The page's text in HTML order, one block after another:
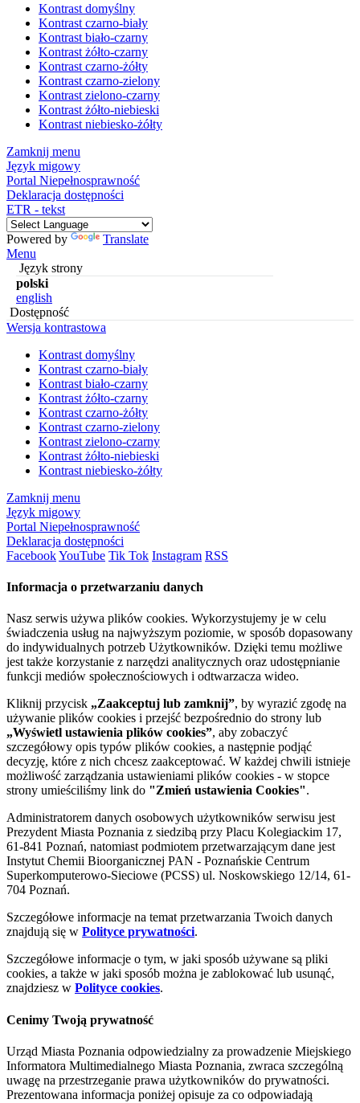
Kontrast domyślny
Kontrast czarno-biały
Kontrast biało-czarny
Kontrast żółto-czarny
Kontrast czarno-żółty
Kontrast czarno-zielony
Kontrast zielono-czarny
Kontrast żółto-niebieski
Kontrast niebiesko-żółty
Zamknij menu
Język migowy
Portal Niepełnosprawność
Deklaracja dostępności
ETR - tekst
Powered by
Translate
Menu
Język strony
polski
english
Dostępność
Wersja kontrastowa
Kontrast domyślny
Kontrast czarno-biały
Kontrast biało-czarny
Kontrast żółto-czarny
Kontrast czarno-żółty
Kontrast czarno-zielony
Kontrast zielono-czarny
Kontrast żółto-niebieski
Kontrast niebiesko-żółty
Zamknij menu
Język migowy
Portal Niepełnosprawność
Deklaracja dostępności
FacebookYouTube Tik Tok Instagram RSS
Informacja o przetwarzaniu danych
Nasz serwis używa plików cookies. Wykorzystujemy je w celu
świadczenia usług na najwyższym poziomie, w sposób dopasowany
do indywidualnych potrzeb Użytkowników. Dzięki temu możliwe
jest także korzystanie z narzędzi analitycznych oraz udostępnianie
funkcji mediów społecznościowych i odtwarzacza wideo.
Kliknij przycisk „Zaakceptuj lub zamknij”, by wyrazić zgodę na
używanie plików cookies i przejść bezpośrednio do strony lub
„Wyświetl ustawienia plików cookies”, aby zobaczyć
szczegółowy opis typów plików cookies, a następnie podjąć
decyzję, które z nich chcesz zaakceptować. W każdej chwili istnieje
możliwość zarządzania ustawieniami plików cookies - w stopce
strony umieściliśmy link do "Zmień ustawienia Cookies".
Administratorem danych osobowych użytkowników serwisu jest
Prezydent Miasta Poznania z siedzibą przy Placu Kolegiackim 17,
61-841 Poznań, natomiast podmiotem przetwarzającym dane jest
Instytut Chemii Bioorganicznej PAN - Poznańskie Centrum
Superkomputerowo-Sieciowe (PCSS) ul. Noskowskiego 12/14, 61-
704 Poznań.
Szczegółowe informacje na temat przetwarzania Twoich danych
znajdują się w Polityce prywatności.
Szczegółowe informacje o tym, w jaki sposób używane są pliki
cookies, a także w jaki sposób można je zablokować lub usunąć,
znajdziesz w Polityce cookies.
Cenimy Twoją prywatność
Urząd Miasta Poznania odpowiedzialny za prowadzenie Miejskiego
Informatora Multimedialnego Miasta Poznania, zwraca szczególną
uwagę na przestrzeganie prawa użytkowników do prywatności.
Prezentowana informacja poniżej opisuje za co odpowiadają